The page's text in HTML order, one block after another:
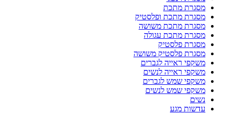
מסגרת מתכת
מסגרת מתכת ופלסטיק
מסגרת מתכת משושה
מסגרת מתכת עגולה
מסגרת פלסטיק
מסגרת פלסטיק משושה
משקפי ראייה לגברים
משקפי ראייה לנשים
משקפי שמש לגברים
משקפי שמש לנשים
נשים
עדשות מגע